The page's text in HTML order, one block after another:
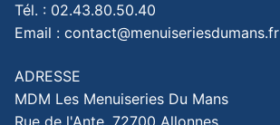
Tél. : 02.43.80.50.40
Email : contact@menuiseriesdumans.fr
ADRESSE
MDM Les Menuiseries Du Mans
Rue de l'Ante, 72700 Allonnes